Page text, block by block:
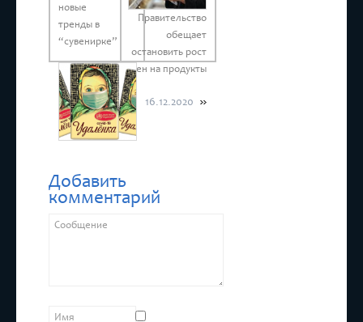
Правительство
обещает
остановить рост
цен на продукты
16.12.2020
новые
тренды в
“сувенирке”
Добавить
комментарий